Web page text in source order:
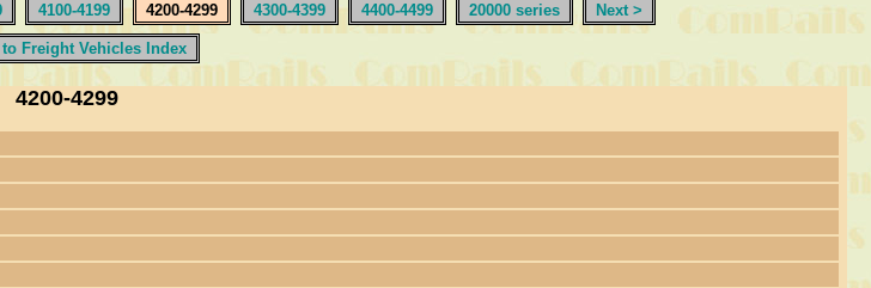
4100-4199 4200-4299 4300-4399 4400-4499 20000 series Next >
to Freight Vehicles Index
4200-4299